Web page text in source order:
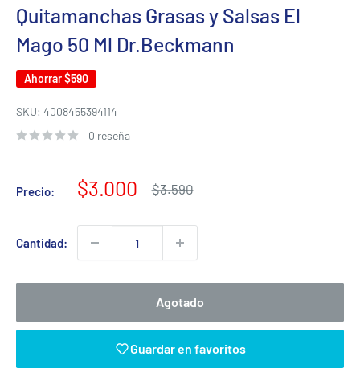
Quitamanchas Grasas y Salsas El
Mago 50 Ml Dr.Beckmann
Ahorrar$590
SKU: 4008455394114
0 reseña
Precio:
Precio
venta
$3.000
Precio
$3.590
Cantidad:
Agotado
Guardar en favoritos